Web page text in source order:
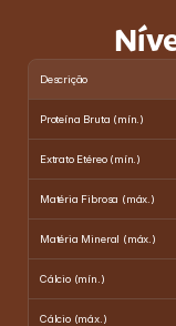
Descrição
Proteína Bruta (mín.)
Extrato Etéreo (mín.)
Matéria Fibrosa (máx.)
Matéria Mineral (máx.)
Cálcio (mín.)
Cálcio (máx.)